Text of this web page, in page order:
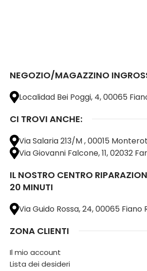
NEGOZIO/MAGAZZINO
Localidad Bei Poggi, 4, 00065
CI TROVI ANCHE:
Via Salaria 213/M , 00015
Via Giovanni Falcone, 11, 02032
IL NOSTRO CENTRO
20 MINUTI
Via Guido Rossa, 24, 00065 Fiano
ZONA CLIENTI
Il mio account
Lista dei desideri